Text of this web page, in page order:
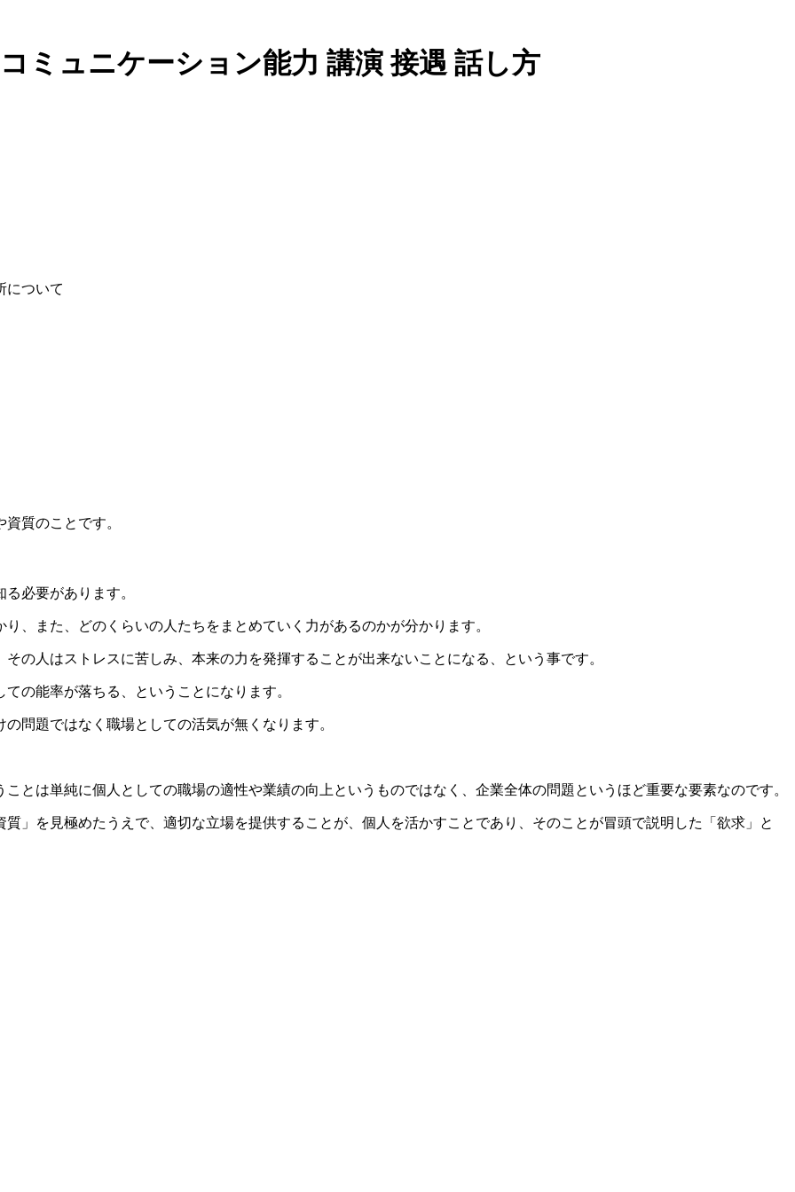
ミュニケーション能力 講演 接遇 話し方
ついて
質のことです。
必要があります。
、また、どのくらいの人たちをまとめていく力があるのかが分かります。
の人はストレスに苦しみ、本来の力を発揮することが出来ないことになる、という事です。
の能率が落ちる、ということになります。
問題ではなく職場としての活気が無くなります。
とは単純に個人としての職場の適性や業績の向上というものではなく、企業全体の問題というほど重要な要素なのです。
」を見極めたうえで、適切な立場を提供することが、個人を活かすことであり、そのことが冒頭で説明した「欲求」と